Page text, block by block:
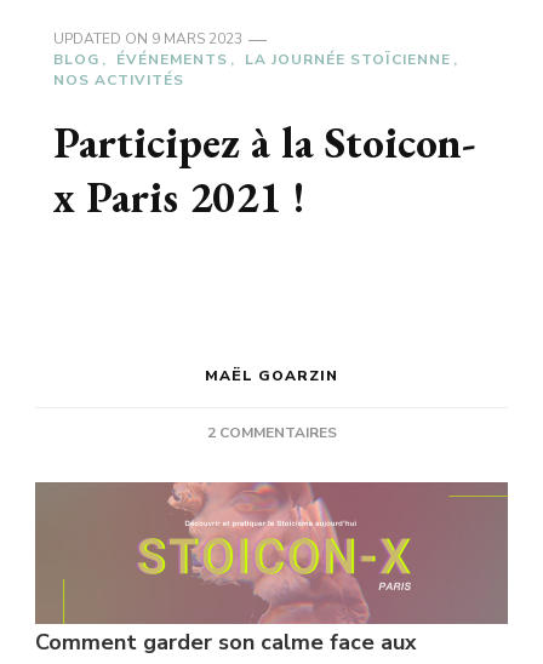
UPDATED ON 9 MARS 2023
BLOG
ÉVÉNEMENTS
LA JOURNÉE STOÏCIENNE
NOS ACTIVITÉS
Participez à la Stoicon-
x Paris 2021 !
MAËL GOARZIN
2 COMMENTAIRESSUR
À
STOICON-
X
PARIS
2021
!
Comment garder son calme face aux